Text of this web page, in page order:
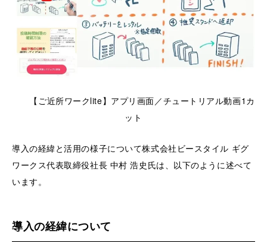
【ご近所ワークlite】アプリ画面／チュートリアル動画1カ
ット
導入の経緯と活用の様子について株式会社ビースタイル ギグ
ワークス代表取締役社長 中村 浩史氏は、以下のように述べて
います。
導入の経緯について